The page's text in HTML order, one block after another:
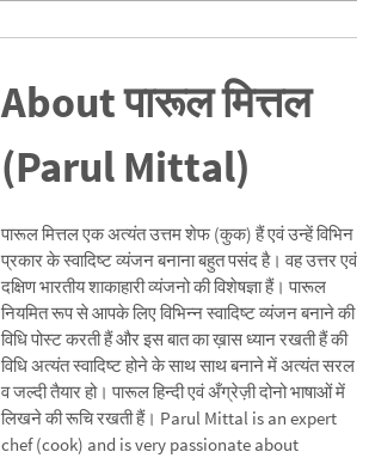
About पारूल मित्तल
(Parul Mittal)
पारूल मित्तल एक अत्यंत उत्तम शेफ (कुक) हैं एवं उन्हें विभिन
प्रकार के स्वादिष्ट व्यंजन बनाना बहुत पसंद है। वह उत्तर एवं
दक्षिण भारतीय शाकाहारी व्यंजनो की विशेषज्ञा हैं। पारूल
नियमित रूप से आपके लिए विभिन्न स्वादिष्ट व्यंजन बनाने की
विधि पोस्ट करती हैं और इस बात का ख़ास ध्यान रखती हैं की
विधि अत्यंत स्वादिष्ट होने के साथ साथ बनाने में अत्यंत सरल
व जल्दी तैयार हो। पारूल हिन्दी एवं अँग्रेज़ी दोनो भाषाओं में
लिखने की रूचि रखती हैं। Parul Mittal is an expert
chef (cook) and is very passionate about